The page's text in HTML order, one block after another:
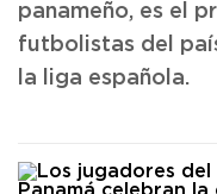
panameño, es el
futbolistas del
la liga española.